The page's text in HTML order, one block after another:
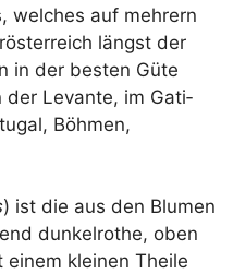
wel­ches auf meh­rern
längst der
in der bes­ten Güte
der Levan­te, im Gati­
Böh­men,
) ist die aus den Blu­men
dun­kel­ro­the, oben
klei­nen Thei­le